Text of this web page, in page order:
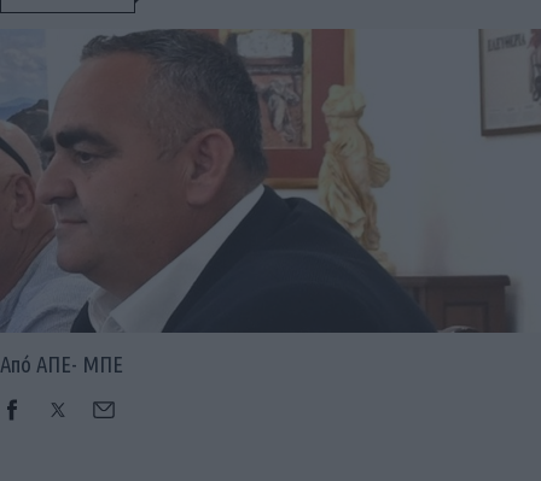
Από ΑΠΕ- ΜΠΕ